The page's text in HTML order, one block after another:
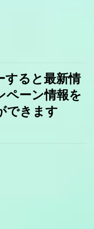
ると最新情
ペーン情報を
できます